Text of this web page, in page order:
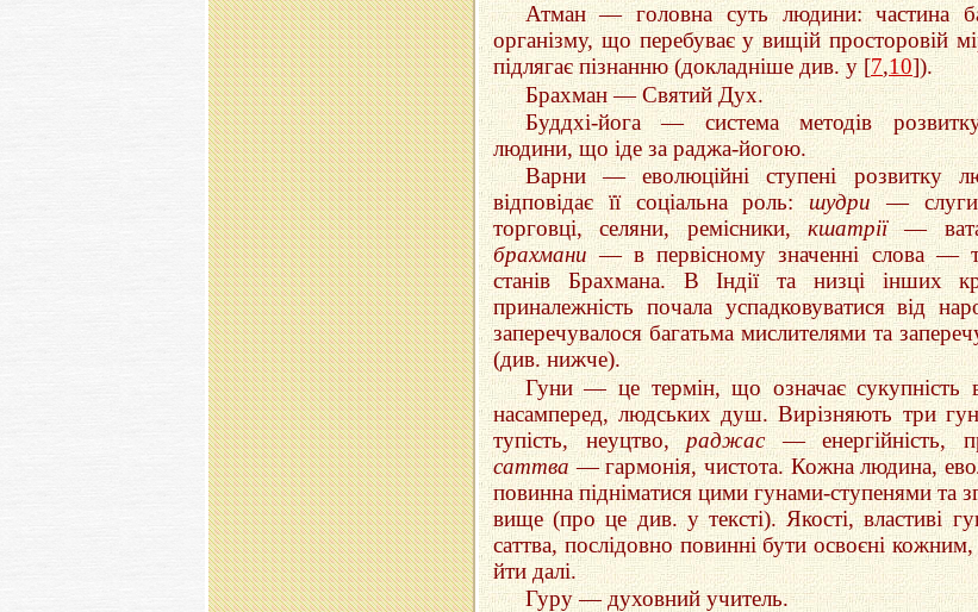
Атман — головна суть людини: частина
організму, що перебуває у вищій просторовій
підлягає пізнанню (докладніше див. у [7,10]).
Брахман — Святий Дух.
Буддхі-йога — система методів розвитку
людини, що іде за раджа-йогою.
Варни — еволюційні ступені розвитку
відповідає її соціальна роль:шудри—
торговці, селяни, ремісники,кшатрії—
брахмани — в первісному значенні слова —
станів Брахмана. В Індії та низці інших
приналежність почала успадковуватися від
заперечувалося багатьма мислителями та
(див. нижче).
Гуни — це термін, що означає сукупність
насамперед, людських душ. Вирізняють три
тупість, неуцтво,раджас— енергійність,
саттва — гармонія, чистота. Кожна людина,
повинна підніматися цими гунами-ступенями та
вище (про це див. у тексті). Якості, властиві
саттва, послідовно повинні бути освоєні
йти далі.
Гуру — духовний учитель.